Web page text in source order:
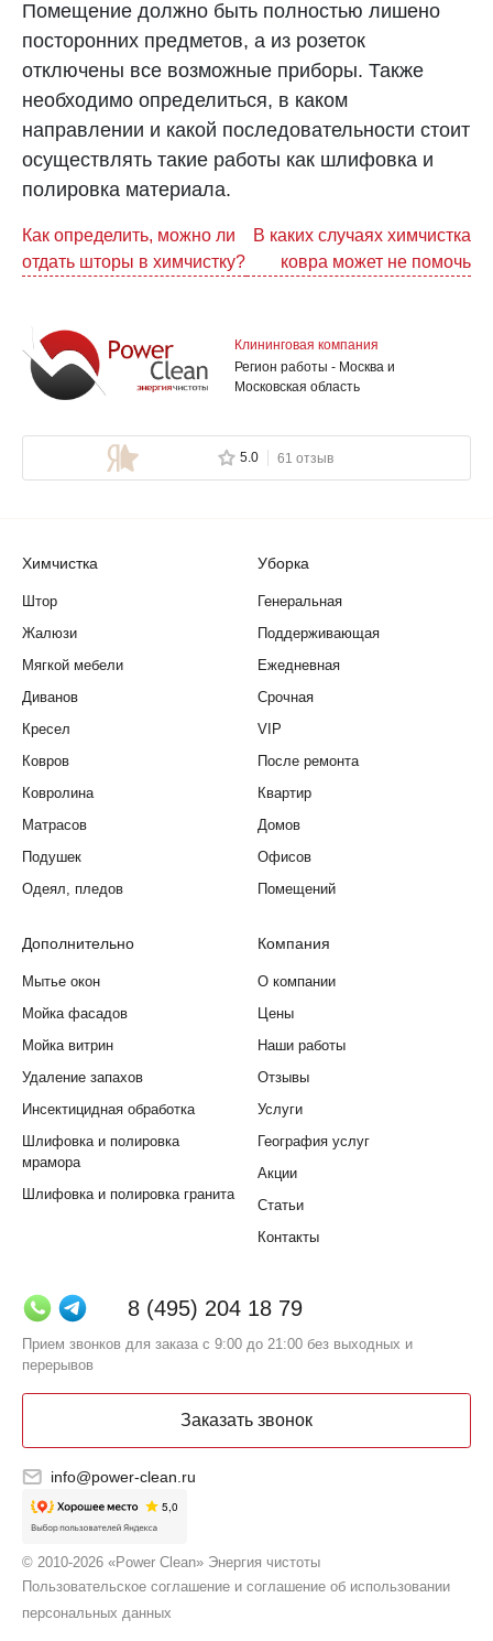
Помещение должно быть полностью лишено
посторонних предметов, а из розеток
отключены все возможные приборы. Также
необходимо определиться, в каком
направлении и какой последовательности стоит
осуществлять такие работы как шлифовка и
полировка материала.
Навигация
по
Как определить, можно ли
отдать шторы в химчистку?
В каких случаях химчистка
ковра может не помочь
Клининговая компания
Регион работы - Москва и
Московская область
5.0 61 отзыв
8 (495) 204 18 79
Прием звонков для заказа с 9:00 до 21:00 без выходных и
перерывов
Заказать звонок
info@power-clean.ru
© 2010-2026 «Power Clean» Энергия чистоты
Пользовательское соглашение и соглашение об использовании
персональных данных
Химчистка
Штор
Жалюзи
Мягкой мебели
Диванов
Кресел
Ковров
Ковролина
Матрасов
Подушек
Одеял, пледов
Уборка
Генеральная
Поддерживающая
Ежедневная
Срочная
VIP
После ремонта
Квартир
Домов
Офисов
Помещений
Дополнительно
Мытье окон
Мойка фасадов
Мойка витрин
Удаление запахов
Инсектицидная обработка
Шлифовка и полировка
мрамора
Шлифовка и полировка гранита
Компания
О компании
Цены
Наши работы
Отзывы
Услуги
География услуг
Акции
Статьи
Контакты